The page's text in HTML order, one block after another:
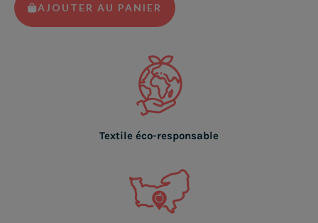
AJOUTER AU PANIER
Textile éco-responsable